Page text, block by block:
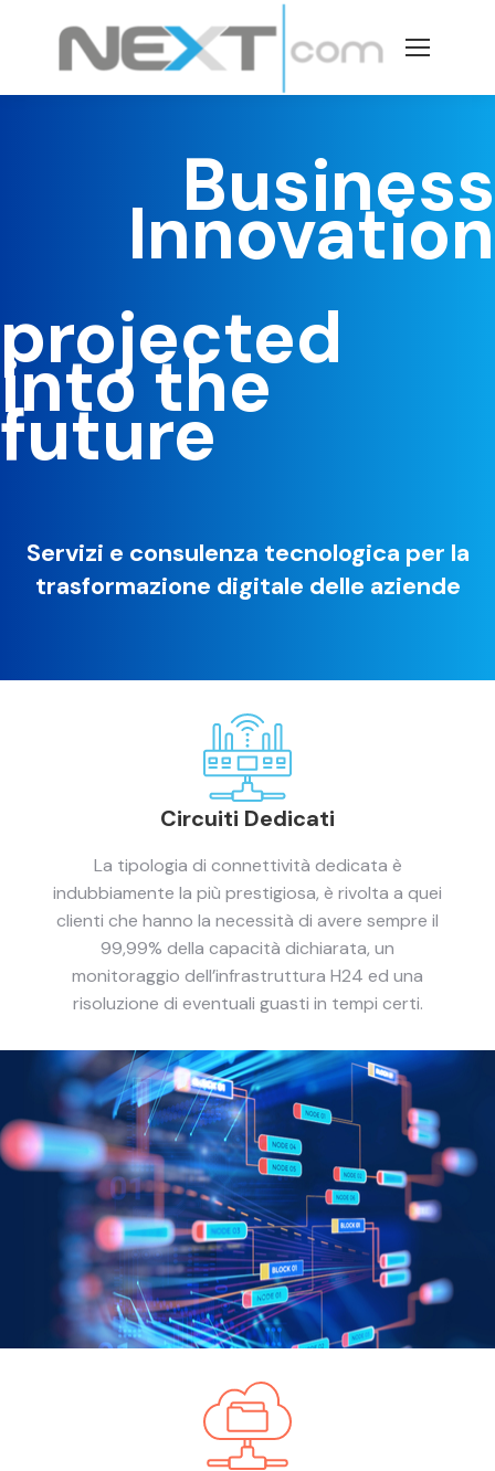
Business
Innovation
projected
into the
future
Servizi e consulenza tecnologica per la
trasformazione digitale delle aziende
Circuiti Dedicati
La tipologia di connettività dedicata è
indubbiamente la più prestigiosa, è rivolta a quei
clienti che hanno la necessità di avere sempre il
99,99% della capacità dichiarata, un
monitoraggio dell’infrastruttura H24 ed una
risoluzione di eventuali guasti in tempi certi.